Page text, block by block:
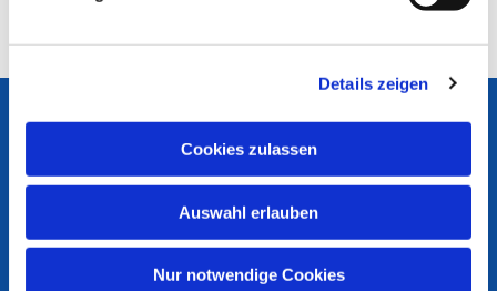
Details zeigen
Cookies zulassen
Auswahl erlauben
Nur notwendige Cookies
Ev. KirchengemeindeBottrop
An der Martinskirche 1
46236 Bottrop
ev-kirche-bottrop@ekvw.de